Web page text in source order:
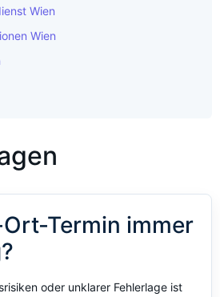
Wien
Wien
Termin immer
oder unklarer Fehlerlage ist